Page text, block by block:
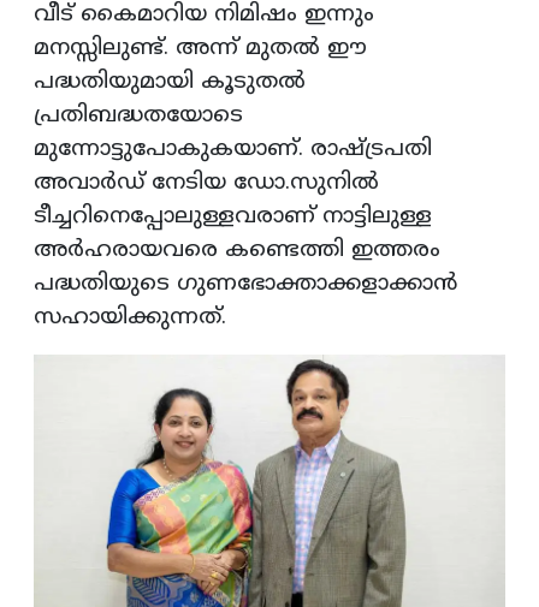
വീട് കൈമാറിയ നിമിഷം ഇന്നും
മനസ്സിലുണ്ട്. അന്ന് മുതൽ ഈ
പദ്ധതിയുമായി കൂടുതൽ
പ്രതിബദ്ധതയോടെ
മുന്നോട്ടുപോകുകയാണ്. രാഷ്‌ട്രപതി
അവാർഡ് നേടിയ ഡോ.സുനിൽ
ടീച്ചറിനെപ്പോലുള്ളവരാണ് നാട്ടിലുള്ള
അർഹരായവരെ കണ്ടെത്തി ഇത്തരം
പദ്ധതിയുടെ ഗുണഭോക്താക്കളാക്കാൻ
സഹായിക്കുന്നത്.